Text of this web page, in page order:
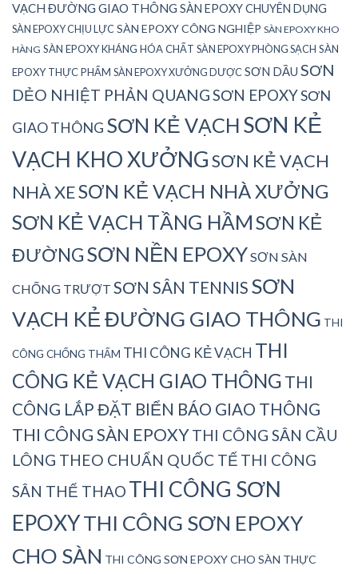
VẠCH ĐƯỜNG GIAO THÔNG SÀN EPOXY CHUYÊN DỤNG
SÀN EPOXY CHỊU LỰCSÀN EPOXY CÔNG NGHIỆP SÀN EPOXY KHO
HÀNG SÀN EPOXY KHÁNG HÓA CHẤT SÀN EPOXY PHÒNG SẠCH SÀN
EPOXY THỰC PHẨM SÀN EPOXY XƯỞNG DƯỢCSƠN DẦU SƠN
DẺO NHIỆT PHẢN QUANGSƠN EPOXYSƠN
GIAO THÔNG SƠN KẺ VẠCH SƠN KẺ
VẠCH KHO XƯỞNGSƠN KẺ VẠCH
NHÀ XESƠN KẺ VẠCH NHÀ XƯỞNG
SƠN KẺ VẠCH TẦNG HẦMSƠN KẺ
ĐƯỜNGSƠN NỀN EPOXYSƠN SÀN
CHỐNG TRƯỢT SƠN SÂN TENNIS SƠN
VẠCH KẺ ĐƯỜNG GIAO THÔNG THI
CÔNG CHỐNG THẤM THI CÔNG KẺ VẠCH THI
CÔNG KẺ VẠCH GIAO THÔNG THI
CÔNG LẮP ĐẶT BIỂN BÁO GIAO THÔNG
THI CÔNG SÀN EPOXYTHI CÔNG SÂN CẦU
LÔNG THEO CHUẨN QUỐC TẾ THI CÔNG
SÂN THỂ THAO THI CÔNG SƠN
EPOXYTHI CÔNG SƠN EPOXY
CHO SÀN THI CÔNG SƠN EPOXY CHO SÀN THỰC